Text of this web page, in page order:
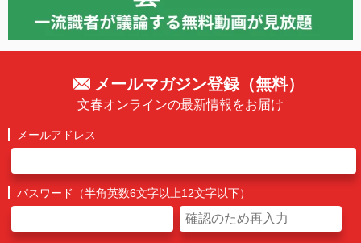
メールマガジン登録（無料）
文春オンラインの最新情報をお届け
メールアドレス
パスワード（半角英数6文字以上12文字以下）